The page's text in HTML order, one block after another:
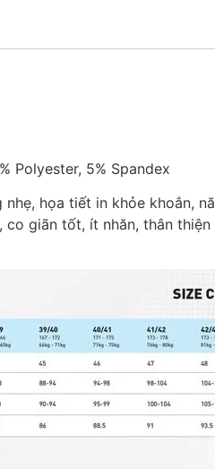
Polyester, 5% Spandex
họa tiết in khỏe khoắn,
co giãn tốt, ít nhăn, thân